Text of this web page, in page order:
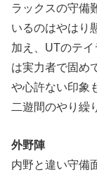
ラックスの守備
いるのはやはり
加え、UTのテ
は実力者で固め
や心許ない印象
二遊間のやり繰
外野陣
内野と違い守備